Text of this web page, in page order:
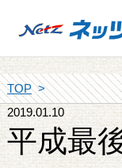
TOP
2019.01.10
平成最